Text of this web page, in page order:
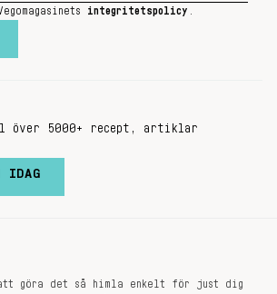
integritetspolicy
5000+ recept, artiklar
IDAG
att göra det så himla enkelt för just dig